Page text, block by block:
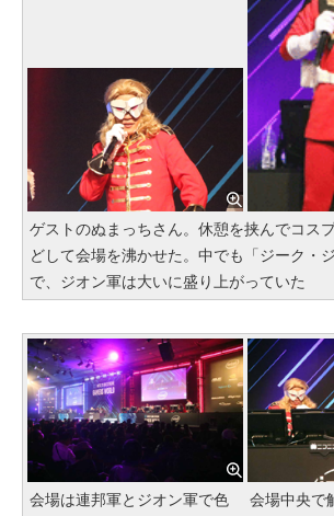
ゲストのぬまっちさん。休憩を挟んでコス
どして会場を沸かせた。中でも「ジーク・
で、ジオン軍は大いに盛り上がっていた
会場は連邦軍とジオン軍で色
会場中央で